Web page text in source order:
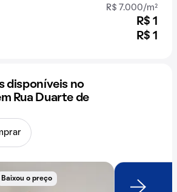
R$ 7.000/m²
R$ 1
R$ 1
disponíveis no
Rua Duarte de
Baixou o preço